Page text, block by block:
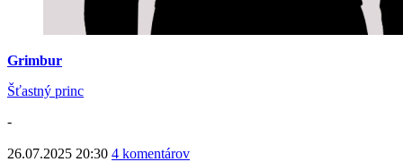
Grimbur
Šťastný princ
-
26.07.2025 20:30 4 komentárov